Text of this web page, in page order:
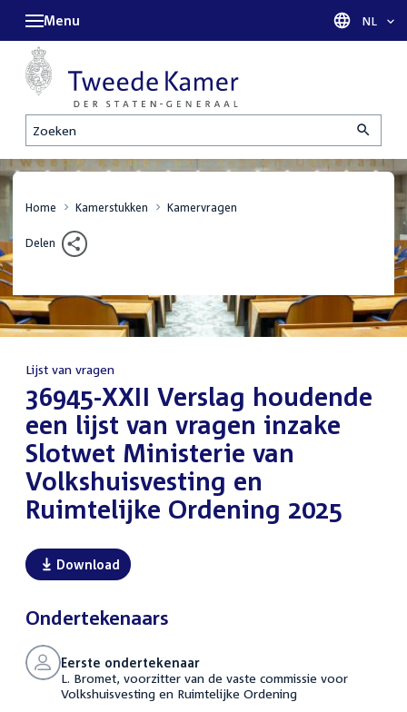
Zoeken
Menu Taal
NL
Home Kamerstukken Kamervragen
Delen
Lijst van vragen
:36945-XXII Verslag houdende
een lijst van vragen inzake
Slotwet Ministerie van
Volkshuisvesting en
Ruimtelijke Ordening 2025
Download
Ondertekenaars
Eerste ondertekenaar
L. Bromet, voorzitter van de vaste commissie voor
Volkshuisvesting en Ruimtelijke Ordening